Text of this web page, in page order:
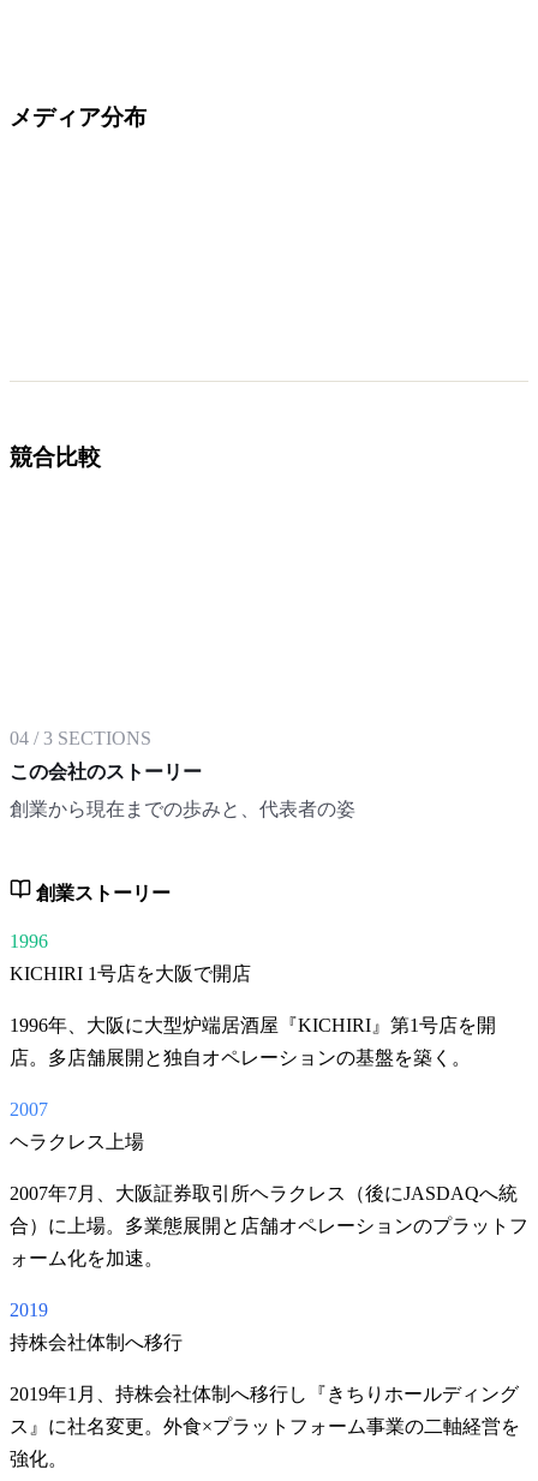
メディア分布
競合比較
04 /3 SECTIONS
この会社のストーリー
創業から現在までの歩みと、代表者の姿
創業ストーリー
1996
KICHIRI 1号店を大阪で開店
1996年、大阪に大型炉端居酒屋『KICHIRI』第1号店を開
店。多店舗展開と独自オペレーションの基盤を築く。
2007
ヘラクレス上場
2007年7月、大阪証券取引所ヘラクレス（後にJASDAQへ統
合）に上場。多業態展開と店舗オペレーションのプラットフ
ォーム化を加速。
2019
持株会社体制へ移行
2019年1月、持株会社体制へ移行し『きちりホールディング
ス』に社名変更。外食×プラットフォーム事業の二軸経営を
強化。